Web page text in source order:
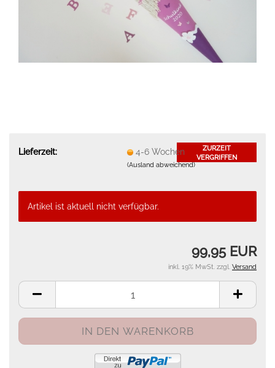
ZURZEIT
VERGRIFFEN
Lieferzeit: 4-6 Wochen
(Ausland abweichend)
Artikel ist aktuell nicht verfügbar.
99,95 EUR
inkl. 19% MwSt. zzgl. Versand